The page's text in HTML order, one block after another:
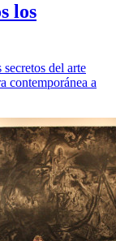
los
del arte
contemporánea a